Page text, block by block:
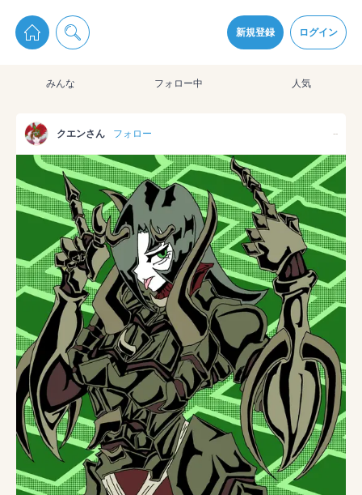
新規登録 ログイン
pixiv Sketchは2024年5月28日付で プライパシーポリシーを改定しました。
通知を受け取るにはここをクリックします
pixiv Sketchアプリでさらに快適に！
みんな フォロー中 人気
クエンさん フォロー --